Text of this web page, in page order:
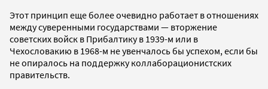
Этот принцип еще более очевидно работает в отношениях
между суверенными государствами — вторжение
советских войск в Прибалтику в 1939-м или в
Чехословакию в 1968-м не увенчалось бы успехом, если бы
не опиралось на поддержку коллаборационистских
правительств.